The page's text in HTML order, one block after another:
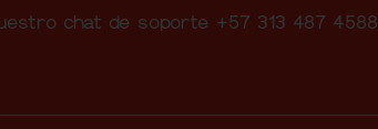
chat de soporte +57 313 487 4588